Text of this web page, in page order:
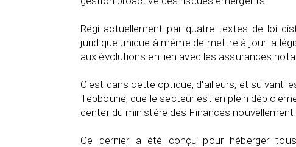
Régi actuellement par quatre textes de loi
juridique unique à même de mettre à jour la
aux évolutions en lien avec les assurances
C'est dans cette optique, d'ailleurs, et suivant
Tebboune, que le secteur est en plein
center du ministère des Finances nouvellement
Ce dernier a été conçu pour héberger